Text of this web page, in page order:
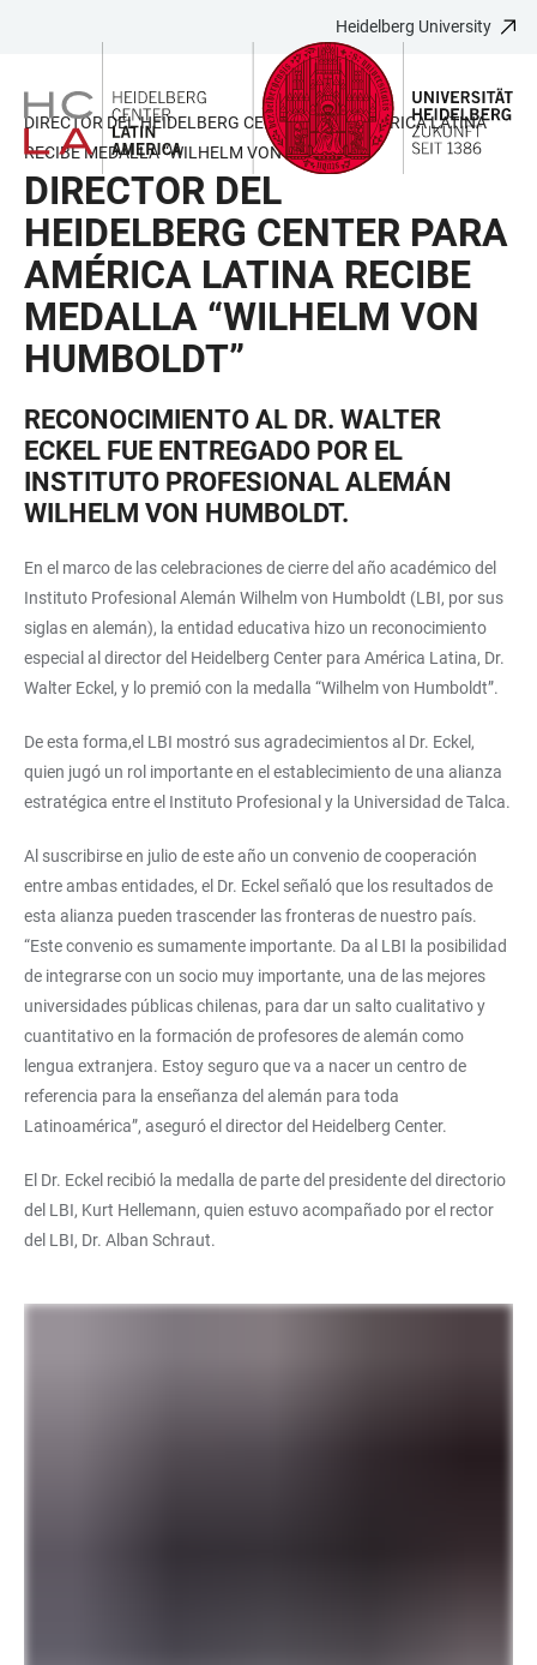
LINKS
MAIN
CONTENT
NAVIGATION
FORM
Heidelberg University
DIRECTOR DEL HEIDELBERG CENTER PARA AMÉRICA LATINA
RECIBE MEDALLA “WILHELM VON HUMBOLDT”
DIRECTOR DEL
HEIDELBERG CENTER PARA
AMÉRICA LATINA RECIBE
MEDALLA “WILHELM VON
HUMBOLDT”
RECONOCIMIENTO AL DR. WALTER
ECKEL FUE ENTREGADO POR EL
INSTITUTO PROFESIONAL ALEMÁN
WILHELM VON HUMBOLDT.
En el marco de las celebraciones de cierre del año académico del
Instituto Profesional Alemán Wilhelm von Humboldt (LBI, por sus
siglas en alemán), la entidad educativa hizo un reconocimiento
especial al director del Heidelberg Center para América Latina, Dr.
Walter Eckel, y lo premió con la medalla “Wilhelm von Humboldt”.
De esta forma,el LBI mostró sus agradecimientos al Dr. Eckel,
quien jugó un rol importante en el establecimiento de una alianza
estratégica entre el Instituto Profesional y la Universidad de Talca.
Al suscribirse en julio de este año un convenio de cooperación
entre ambas entidades, el Dr. Eckel señaló que los resultados de
esta alianza pueden trascender las fronteras de nuestro país.
“Este convenio es sumamente importante. Da al LBI la posibilidad
de integrarse con un socio muy importante, una de las mejores
universidades públicas chilenas, para dar un salto cualitativo y
cuantitativo en la formación de profesores de alemán como
lengua extranjera. Estoy seguro que va a nacer un centro de
referencia para la enseñanza del alemán para toda
Latinoamérica”, aseguró el director del Heidelberg Center.
El Dr. Eckel recibió la medalla de parte del presidente del directorio
del LBI, Kurt Hellemann, quien estuvo acompañado por el rector
del LBI, Dr. Alban Schraut.